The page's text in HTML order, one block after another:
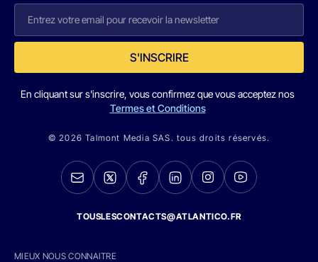
S'INSCRIRE
En cliquant sur s'inscrire, vous confirmez que vous acceptez nos
Termes et Conditions
© 2026 Talmont Media SAS. tous droits réservés.
TOUSLESCONTACTS@ATLANTICO.FR
MIEUX NOUS CONNAITRE